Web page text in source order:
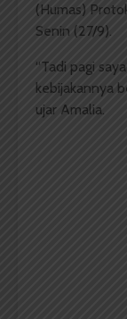
(Humas)
Senin (27/9).
“Tadi pagi
kebijakannya
ujar Amalia.